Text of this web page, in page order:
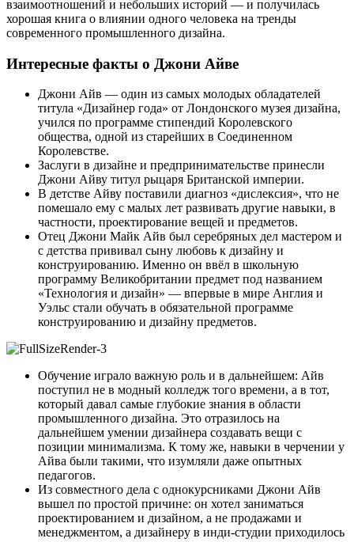
взаимоотношений и небольших историй — и получилась
хорошая книга о влиянии одного человека на тренды
современного промышленного дизайна.
Интересные факты о Джони Айве
Джони Айв — один из самых молодых обладателей
титула «Дизайнер года» от Лондонского музея дизайна,
учился по программе стипендий Королевского
общества, одной из старейших в Соединенном
Королевстве.
Заслуги в дизайне и предпринимательстве принесли
Джони Айву титул рыцаря Британской империи.
В детстве Айву поставили диагноз «дислексия», что не
помешало ему с малых лет развивать другие навыки, в
частности, проектирование вещей и предметов.
Отец Джони Майк Айв был серебряных дел мастером и
с детства прививал сыну любовь к дизайну и
конструированию. Именно он ввёл в школьную
программу Великобритании предмет под названием
«Технология и дизайн» — впервые в мире Англия и
Уэльс стали обучать в обязательной программе
конструированию и дизайну предметов.
Обучение играло важную роль и в дальнейшем: Айв
поступил не в модный колледж того времени, а в тот,
который давал самые глубокие знания в области
промышленного дизайна. Это отразилось на
дальнейшем умении дизайнера создавать вещи с
позиции минимализма. К тому же, навыки в черчении у
Айва были такими, что изумляли даже опытных
педагогов.
Из совместного дела с однокурсниками Джони Айв
вышел по простой причине: он хотел заниматься
проектированием и дизайном, а не продажами и
менеджментом, а дизайнеру в инди-студии приходилось